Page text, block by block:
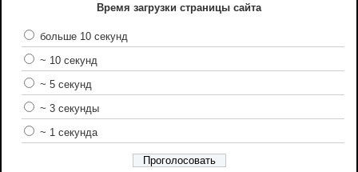
Время загрузки страницы сайта
больше 10 секунд
~ 10 секунд
~ 5 секунд
~ 3 секунды
~ 1 секунда